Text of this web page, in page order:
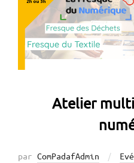
Atelier
par ComPadafAdmin